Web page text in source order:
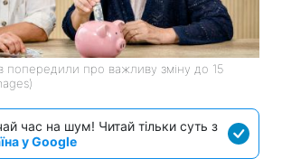
попередили про важливу зміну до 15
час на шум! Читай тільки суть з
у Google